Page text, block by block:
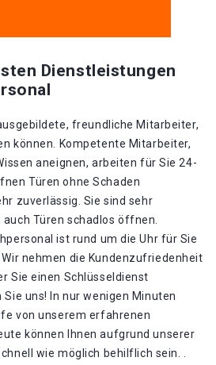
Dienstleistungen
freundliche Mitarbeiter,
können. Kompetente Mitarbeiter,
aneignen, arbeiten für Sie 24-
Türen ohne Schaden
zuverlässig. Sie sind sehr
Türen schadlos öffnen.
ist rund um die Uhr für Sie
nehmen die Kundenzufriedenheit
Sie einen Schlüsseldienst
uns! In nur wenigen Minuten
von unserem erfahrenen
können Ihnen aufgrund unserer
wie möglich behilflich sein. .